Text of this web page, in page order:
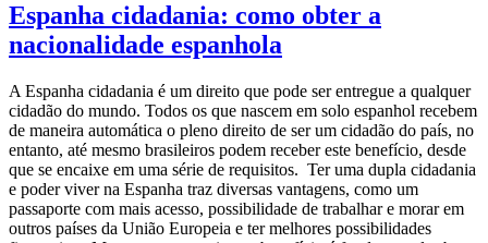
Espanha cidadania: como obter a
nacionalidade espanhola
A Espanha cidadania é um direito que pode ser entregue a qualquer
cidadão do mundo. Todos os que nascem em solo espanhol recebem
de maneira automática o pleno direito de ser um cidadão do país, no
entanto, até mesmo brasileiros podem receber este benefício, desde
que se encaixe em uma série de requisitos. Ter uma dupla cidadania
e poder viver na Espanha traz diversas vantagens, como um
passaporte com mais acesso, possibilidade de trabalhar e morar em
outros países da União Europeia e ter melhores possibilidades